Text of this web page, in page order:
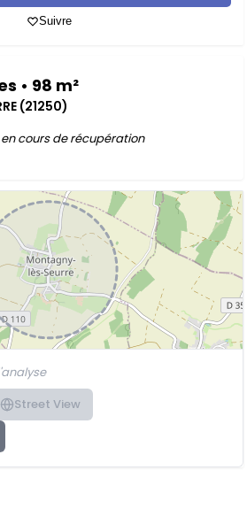
Suivre
• 98 m²
(21250)
cours de récupération
Street View